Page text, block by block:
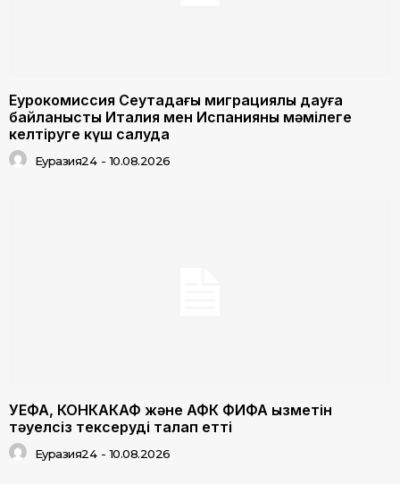
Еурокомиссия Сеутадағы миграциялық дауға
байланысты Италия мен Испанияны мәмілеге
келтіруге күш салуда
Еуразия24 - 10.08.2026
УЕФА, КОНКАКАФ және АФК ФИФА қызметін
тәуелсіз тексеруді талап етті
Еуразия24 - 10.08.2026